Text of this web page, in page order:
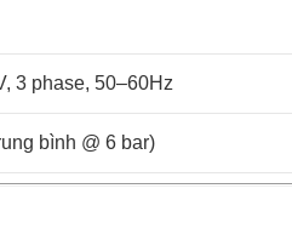
3 phase, 50–60Hz
bình @ 6 bar)